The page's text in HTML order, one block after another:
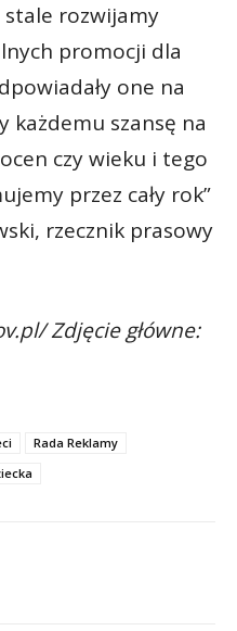
rozwijamy
promocji dla
one na
każdemu szansę na
czy wieku i tego
przez cały rok”
rzecznik prasowy
Zdjęcie główne:
Rada Reklamy